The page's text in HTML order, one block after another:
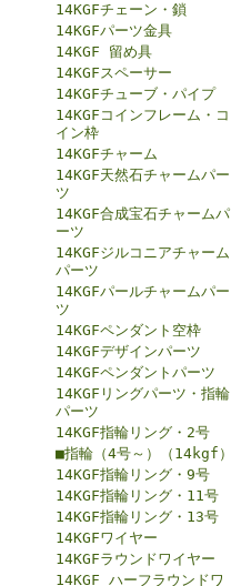
14KGFチェーン・鎖
14KGFパーツ金具
14KGF 留め具
14KGFスペーサー
14KGFチューブ・パイプ
14KGFコインフレーム・コ
イン枠
14KGFチャーム
14KGF天然石チャームパー
ツ
14KGF合成宝石チャームパ
ーツ
14KGFジルコニアチャーム
パーツ
14KGFパールチャームパー
ツ
14KGFペンダント空枠
14KGFデザインパーツ
14KGFペンダントパーツ
14KGFリングパーツ・指輪
パーツ
14KGF指輪リング・2号
■指輪（4号～）（14kgf）
14KGF指輪リング・9号
14KGF指輪リング・11号
14KGF指輪リング・13号
14KGFワイヤー
14KGFラウンドワイヤー
14KGF ハーフラウンドワ